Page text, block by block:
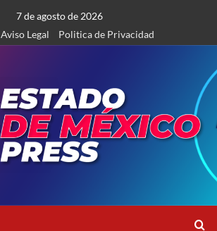
7 de agosto de 2026
Aviso Legal Politica de Privacidad